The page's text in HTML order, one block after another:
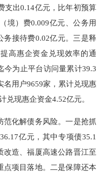
支出0.14亿元，比年初预算
境）费0.009亿元、公务用
务接待费0.02亿元。三是释
高惠企资金兑现效率的通
今为止平台访问量累计39.3
名用户9659家，累计兑现惠
兑现惠企资金4.52亿元。
化解债务风险。一是抢抓
亿元，其中专项债35.1
改造、福厦高速公路晋江至
点项目落地。二是保障还本